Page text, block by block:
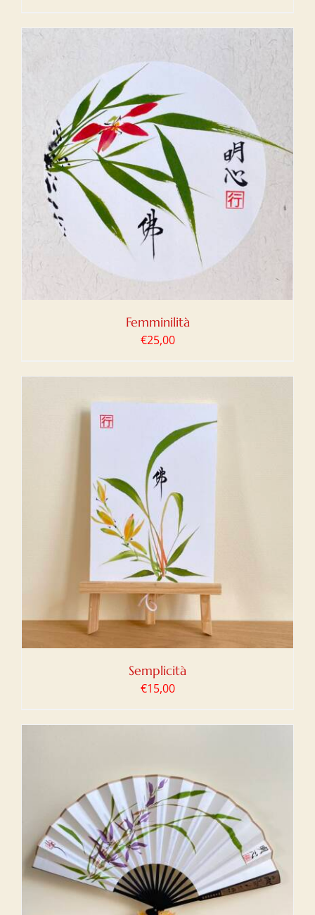
Femminilità
€25,00
Semplicità
€15,00